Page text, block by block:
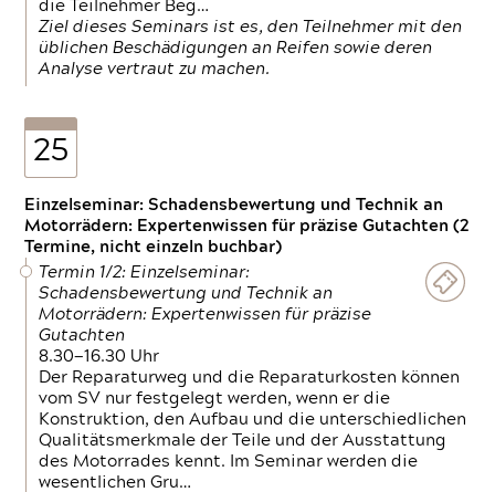
die Teilnehmer Beg…
Ziel dieses Seminars ist es, den Teilnehmer mit den
üblichen Beschädigungen an Reifen sowie deren
Analyse vertraut zu machen.
25
Einzelseminar: Schadensbewertung und Technik an
Motorrädern: Expertenwissen für präzise Gutachten (2
Termine, nicht einzeln buchbar)
Termin 1/2: Einzelseminar:
Schadensbewertung und Technik an
Motorrädern: Expertenwissen für präzise
Gutachten
8.30—16.30 Uhr
Der Reparaturweg und die Reparaturkosten können
vom SV nur festgelegt werden, wenn er die
Konstruktion, den Aufbau und die unterschiedlichen
Qualitätsmerkmale der Teile und der Ausstattung
des Motorrades kennt. Im Seminar werden die
wesentlichen Gru…